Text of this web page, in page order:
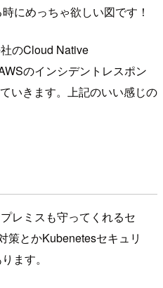
にめっちゃ欲しい図です！
のCloud Native
のインシデントレスポン
いきます。上記のいい感じの
レミスも守ってくれるセ
策とかKubenetesセキュリ
ます。